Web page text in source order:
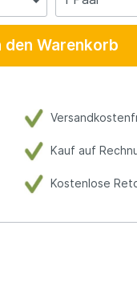
den Warenkorb
Kauf auf
Kostenlose